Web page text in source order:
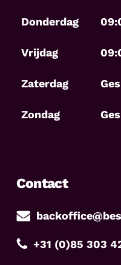
Donderdag
Vrijdag
Zaterdag
Zondag
Contact
+31 (0)85 303